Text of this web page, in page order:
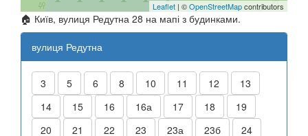
Leaflet | ©OpenStreetMapcontributors
🏠 Київ, вулиця Редутна 28 на мапі з будинками.
вулиця Редутна
3 5 6 8 10 11 12
13
14
15 16 16а 17 18
19
20
21 22 23 23а 23б 24